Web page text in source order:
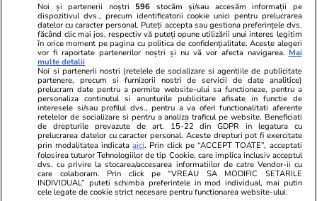
după a doua dronă doborâtă în
24 de ore: „De fiecare dată
când spațiul aerian este
încălcat, militarii sunt deja
acolo”
Știri România 13:59
„Securitatea României este
securitatea Europei”: Mesajul
Consiliului European după
Noi și partenerii noștri 596 stocăm și/sau accesăm informații pe
dispozitivul dvs., precum identificatorii cookie unici pentru prelucrarea
datelor cu caracter personal. Puteți accepta sau gestiona preferințele dvs.
făcând clic mai jos, respectiv vă puteți opune utilizării unui interes legitim
în orice moment pe pagina cu politica de confidențialitate. Aceste alegeri
vor fi raportate partenerilor noștri și nu vă vor afecta navigarea. Mai
multe detalii
Noi si partenerii nostri (retelele de socializare si agentiile de publicitate
partenere, precum si furnizorii nostri de servicii de date analitice)
prelucram date pentru a permite website-ului sa functioneze, pentru a
personaliza continutul si anunturile publicitare afisate in functie de
interesele si/sau profilul dvs., pentru a va oferi functionalitati aferente
retelelor de socializare si pentru a analiza traficul pe website. Beneficiati
de drepturile prevazute de art. 15-22 din GDPR in legatura cu
prelucrarea datelor cu caracter personal. Aceste drepturi pot fi exercitate
prin modalitatea indicataaici. Prin click pe “ACCEPT TOATE”, acceptati
folosirea tuturor Tehnologiilor de tip Cookie, care implica inclusiv acceptul
dvs. cu privire la stocarea/accesarea informatiilor de catre Vendor-ii cu
care colaboram. Prin click pe “VREAU SA MODIFIC SETARILE
INDIVIDUAL” puteti schimba preferintele in mod individual, mai putin
cele legate de cookie strict necesare pentru functionarea website-ului.